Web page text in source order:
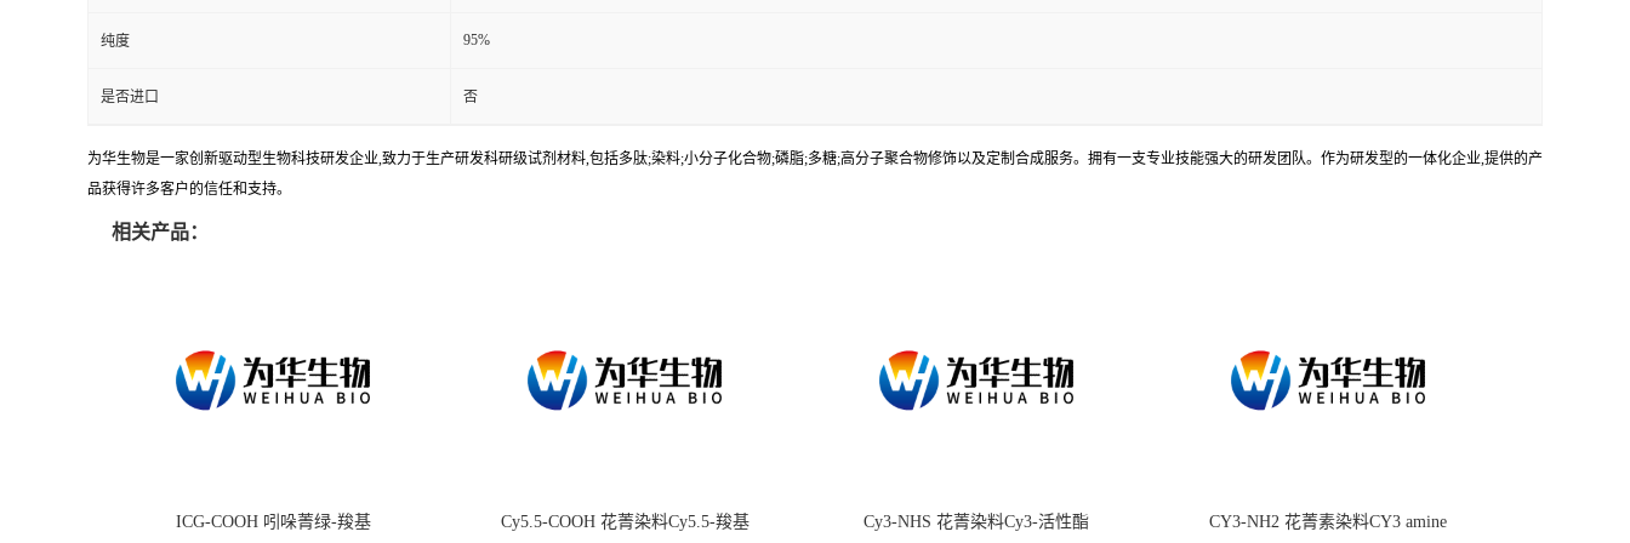
纯度 95%
是否进口 否
为华生物是一家创新驱动型生物科技研发企业,致力于生产研发科研级试剂材料,包括多肽;染料;小分子化合物;磷脂;多糖;高分子聚合物修饰以及定制合成服务。拥有一支专业技能强大的研发团队。作为研发型的一体化企业,提供的产
品获得许多客户的信任和支持。
相关产品：
ICG-COOH 吲哚菁绿-羧基 Cy5.5-COOH 花菁染料Cy5.5-羧基 Cy3-NHS 花菁染料Cy3-活性酯 CY3-NH2 花菁素染料CY3 amine